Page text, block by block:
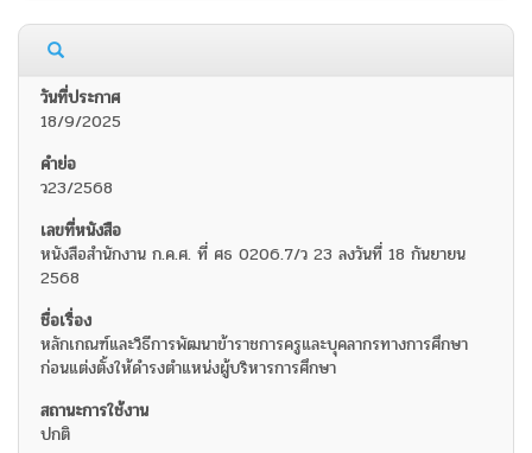
18/9/2025
ว23/2568
หนังสือสำนักงาน ก.ค.ศ. ที่ ศธ 0206.7/ว 23 ลงวันที่ 18 กันยายน
2568
หลักเกณฑ์และวิธีการพัฒนาข้าราชการครูและบุคลากรทางการศึกษา
ก่อนแต่งตั้งให้ดำรงตำแหน่งผู้บริหารการศึกษา
ปกติ